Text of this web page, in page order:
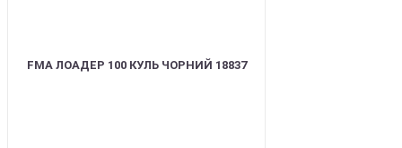
FMA ЛОАДЕР 100 КУЛЬ ЧОРНИЙ 18837